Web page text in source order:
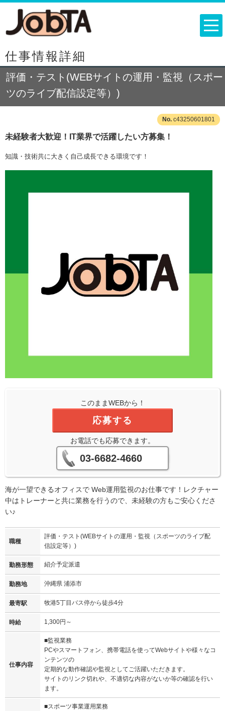
仕事情報詳細
評価・テスト(WEBサイトの運用・監視（スポー
ツのライブ配信設定等）)
c43250601801
未経験者大歓迎！IT業界で活躍したい方募集！
知識・技術共に大きく自己成長できる環境です！
このままWEBから！
応募する
お電話でも応募できます。
03-6682-4660
海が一望できるオフィスで Web運用監視のお仕事です！レクチャー
中はトレーナーと共に業務を行うので、未経験の方もご安心くださ
い♪
職種
評価・テスト(WEBサイトの運用・監視（スポーツのライブ配
信設定等）)
勤務形態 紹介予定派遣
勤務地 沖縄県 浦添市
最寄駅 牧港5丁目バス停から徒歩4分
時給 1,300円～
仕事内容
■監視業務
PCやスマートフォン、携帯電話を使ってWebサイトや様々なコ
ンテンツの
定期的な動作確認や監視としてご活躍いただきます。
サイトのリンク切れや、不適切な内容がないか等の確認を行い
ます。
■スポーツ事業運用業務